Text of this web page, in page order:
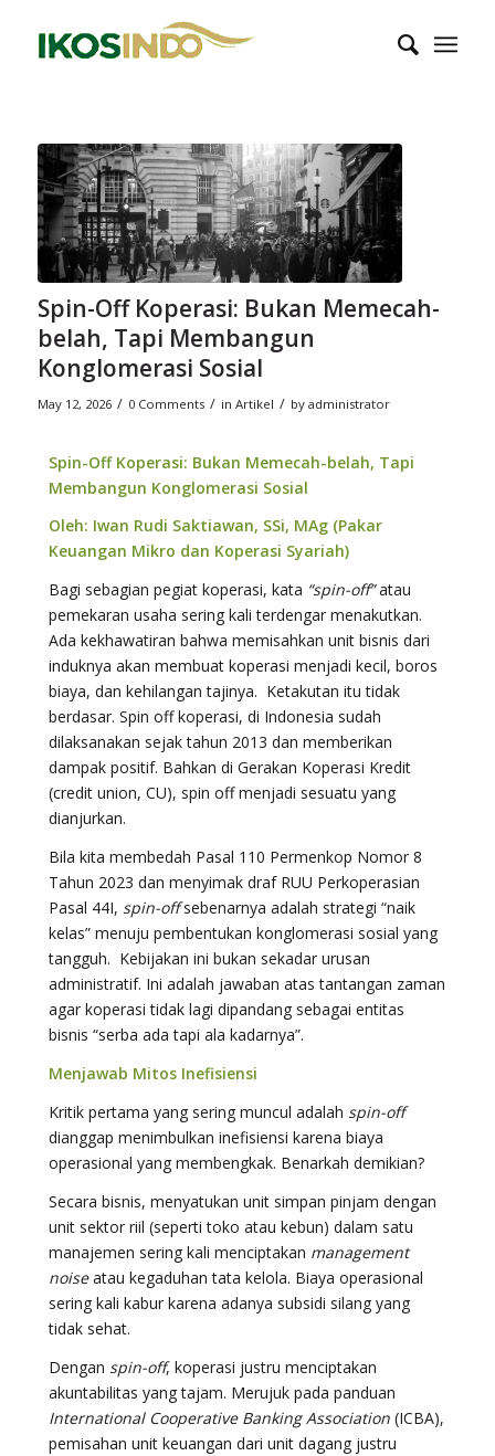
Spin-Off Koperasi: Bukan Memecah-
belah, Tapi Membangun
Konglomerasi Sosial
May 12, 2026 / 0 Comments / in Artikel / by administrator
Spin-Off Koperasi: Bukan Memecah-belah, Tapi
Membangun Konglomerasi Sosial
Oleh: Iwan Rudi Saktiawan, SSi, MAg (Pakar
Keuangan Mikro dan Koperasi Syariah)
Bagi sebagian pegiat koperasi, kata “spin-off”atau
pemekaran usaha sering kali terdengar menakutkan.
Ada kekhawatiran bahwa memisahkan unit bisnis dari
induknya akan membuat koperasi menjadi kecil, boros
biaya, dan kehilangan tajinya. Ketakutan itu tidak
berdasar. Spin off koperasi, di Indonesia sudah
dilaksanakan sejak tahun 2013 dan memberikan
dampak positif. Bahkan di Gerakan Koperasi Kredit
(credit union, CU), spin off menjadi sesuatu yang
dianjurkan.
Bila kita membedah Pasal 110 Permenkop Nomor 8
Tahun 2023 dan menyimak draf RUU Perkoperasian
Pasal 44I, spin-offsebenarnya adalah strategi “naik
kelas” menuju pembentukan konglomerasi sosial yang
tangguh. Kebijakan ini bukan sekadar urusan
administratif. Ini adalah jawaban atas tantangan zaman
agar koperasi tidak lagi dipandang sebagai entitas
bisnis “serba ada tapi ala kadarnya”.
Menjawab Mitos Inefisiensi
Kritik pertama yang sering muncul adalah spin-off
dianggap menimbulkan inefisiensi karena biaya
operasional yang membengkak. Benarkah demikian?
Secara bisnis, menyatukan unit simpan pinjam dengan
unit sektor riil (seperti toko atau kebun) dalam satu
manajemen sering kali menciptakan management
noiseatau kegaduhan tata kelola. Biaya operasional
sering kali kabur karena adanya subsidi silang yang
tidak sehat.
Dengan spin-off, koperasi justru menciptakan
akuntabilitas yang tajam. Merujuk pada panduan
International Cooperative Banking Association(ICBA),
pemisahan unit keuangan dari unit dagang justru